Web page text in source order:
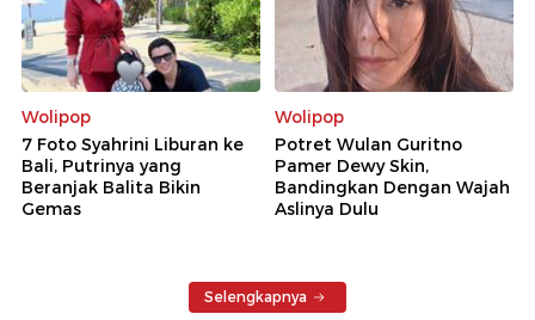
Wolipop
7 Foto Syahrini Liburan ke
Bali, Putrinya yang
Beranjak Balita Bikin
Gemas
Wolipop
Potret Wulan Guritno
Pamer Dewy Skin,
Bandingkan Dengan Wajah
Aslinya Dulu
Selengkapnya